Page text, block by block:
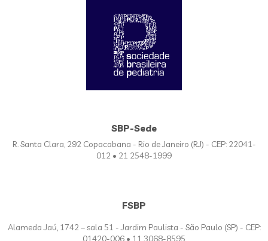
SBP-Sede
R. Santa Clara, 292 Copacabana - Rio de Janeiro (RJ) - CEP: 22041-
012 • 21 2548-1999
FSBP
Alameda Jaú, 1742 – sala 51 - Jardim Paulista - São Paulo (SP) - CEP: